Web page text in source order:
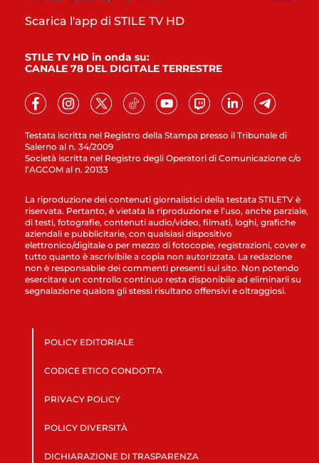
Testata iscritta nel Registro della Stampa presso il Tribunale di
Salerno al n. 34/2009
Società iscritta nel Registro degli Operatori di Comunicazione c/o
l’AGCOM al n. 20133
Scarica l'app di STILE TV HD
STILE TV HD in onda su:
CANALE 78 DEL DIGITALE TERRESTRE
La riproduzione dei contenuti giornalistici della testata STILETV è
riservata. Pertanto, è vietata la riproduzione e l’uso, anche parziale,
di testi, fotografie, contenuti audio/video, filmati, loghi, grafiche
aziendali e pubblicitarie, con qualsiasi dispositivo
elettronico/digitale o per mezzo di fotocopie, registrazioni, cover e
tutto quanto è ascrivibile a copia non autorizzata. La redazione
non è responsabile dei commenti presenti sul sito. Non potendo
esercitare un controllo continuo resta disponibile ad eliminarli su
segnalazione qualora gli stessi risultano offensivi e oltraggiosi.
POLICY EDITORIALE
CODICE ETICO CONDOTTA
PRIVACY POLICY
POLICY DIVERSITÀ
DICHIARAZIONE DI TRASPARENZA